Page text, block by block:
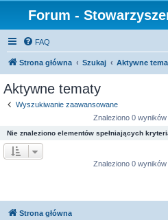
Forum -
FAQ
Strona główna Szukaj Aktywne
Aktywne tematy
Wyszukiwanie zaawansowane
Znaleziono 0 wyników
Nie znaleziono elementów spełniających
Znaleziono 0 wyników
Strona główna